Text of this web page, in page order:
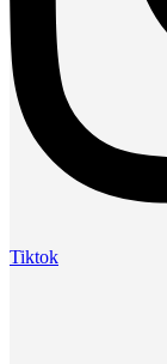
Tiktok